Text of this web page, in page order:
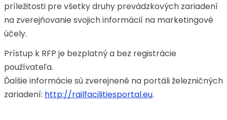
príležitosti pre všetky druhy prevádzkových zariadení
na zverejňovanie svojich informácií na marketingové
účely.
Prístup k RFP je bezplatný a bez registrácie
používateľa.
Ďalšie informácie sú zverejnené na portáli železničných
zariadení: http://railfacilitiesportal.eu.